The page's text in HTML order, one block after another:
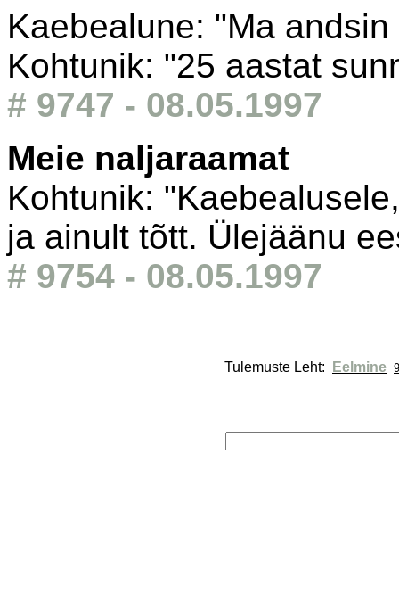
Kaebealune: "Ma
Kohtunik: "25 aastat
# 9747 - 08.05.1997
Meie naljaraamat
Kohtunik:
ja ainult tõtt. Ülejäänu
# 9754 - 08.05.1997
Tulemuste Leht: Eelmine 9